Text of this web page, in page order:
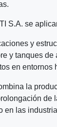
S.A. se
y
y tanques
en entornos
la
de
en las